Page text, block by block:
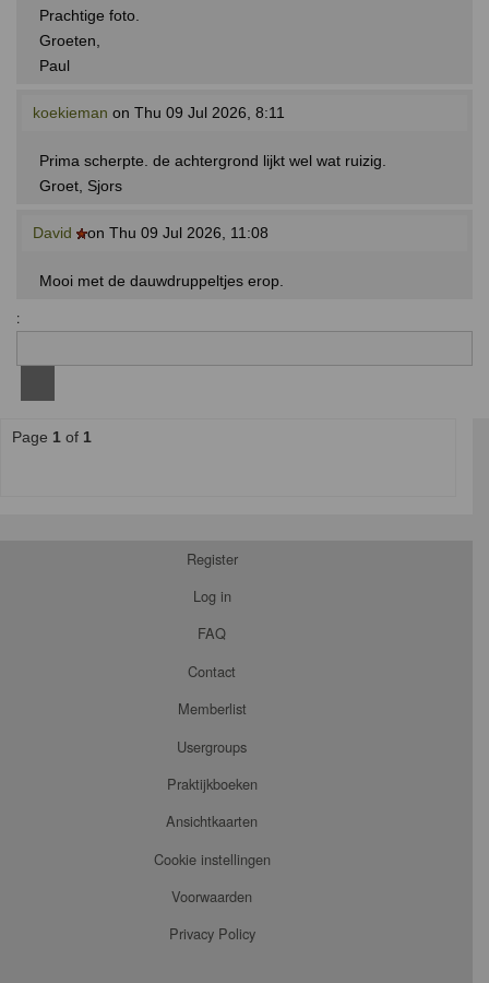
Prachtige foto.
Groeten,
Paul
koekieman on Thu 09 Jul 2026, 8:11
Prima scherpte. de achtergrond lijkt wel wat ruizig.
Groet, Sjors
David on Thu 09 Jul 2026, 11:08
Mooi met de dauwdruppeltjes erop.
:
Page 1 of 1
Register
Log in
FAQ
Contact
Memberlist
Usergroups
Praktijkboeken
Ansichtkaarten
Cookie instellingen
Voorwaarden
Privacy Policy